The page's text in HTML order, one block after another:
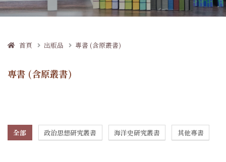
首頁 出版品 專書 (含原叢書)
專書 (含原叢書)
全部 政治思想研究叢書 海洋史研究叢書 其他專書